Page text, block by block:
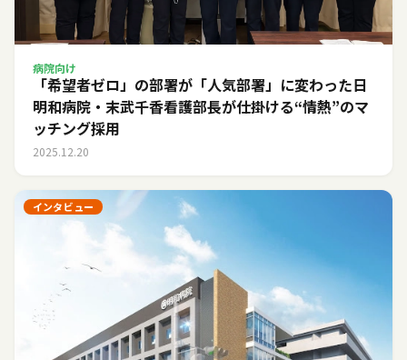
病院向け
「希望者ゼロ」の部署が「人気部署」に変わった日――
明和病院・末武千香看護部長が仕掛ける“情熱”のマ
ッチング採用
2025.12.20
インタビュー